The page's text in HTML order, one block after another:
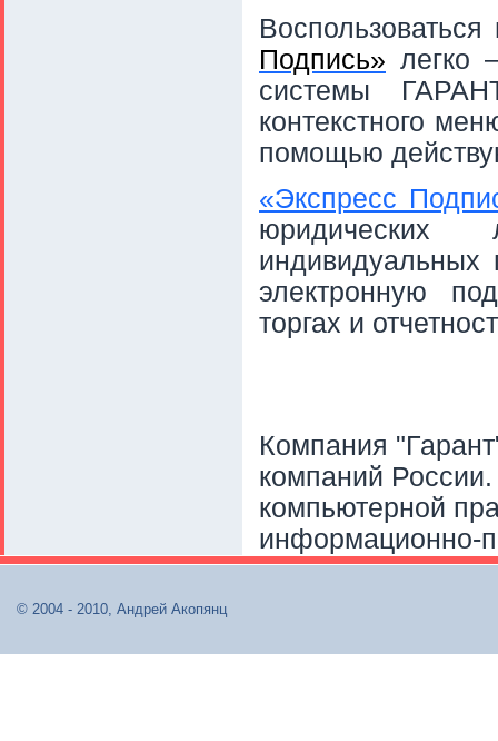
Подпись» легко
системы
контекстного
помощью
«Экспресс
индивидуальных
электронную
торгах и
Компания
компаний
компьютерной
информационно-
© 2004 - 2010, Андрей Акопянц